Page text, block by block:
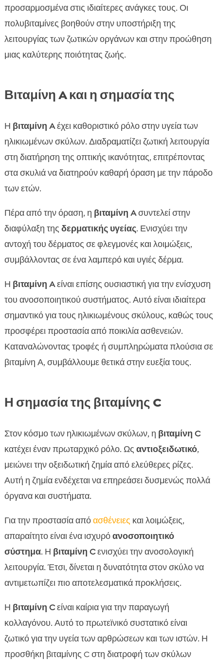
προσαρμοσμένα στις ιδιαίτερες ανάγκες τους. Οι
πολυβιταμίνες βοηθούν στην υποστήριξη της
λειτουργίας των ζωτικών οργάνων και στην προώθηση
μιας καλύτερης ποιότητας ζωής.
Βιταμίνη A και η σημασία της
Η βιταμίνη Aέχει καθοριστικό ρόλο στην υγεία των
ηλικιωμένων σκύλων. Διαδραματίζει ζωτική λειτουργία
στη διατήρηση της οπτικής ικανότητας, επιτρέποντας
στα σκυλιά να διατηρούν καθαρή όραση με την πάροδο
των ετών.
Πέρα από την όραση, η βιταμίνη Aσυντελεί στην
διαφύλαξη της δερματικής υγείας. Ενισχύει την
αντοχή του δέρματος σε φλεγμονές και λοιμώξεις,
συμβάλλοντας σε ένα λαμπερό και υγιές δέρμα.
Η βιταμίνη Aείναι επίσης ουσιαστική για την ενίσχυση
του ανοσοποιητικού συστήματος. Αυτό είναι ιδιαίτερα
σημαντικό για τους ηλικιωμένους σκύλους, καθώς τους
προσφέρει προστασία από ποικιλία ασθενειών.
Καταναλώνοντας τροφές ή συμπληρώματα πλούσια σε
βιταμίνη Α, συμβάλλουμε θετικά στην ευεξία τους.
Η σημασία της βιταμίνης C
Στον κόσμο των ηλικιωμένων σκύλων, η βιταμίνη C
κατέχει έναν πρωταρχικό ρόλο. Ως αντιοξειδωτικό,
μειώνει την οξειδωτική ζημία από ελεύθερες ρίζες.
Αυτή η ζημία ενδέχεται να επηρεάσει δυσμενώς πολλά
όργανα και συστήματα.
Για την προστασία απόασθένειες και λοιμώξεις,
απαραίτητο είναι ένα ισχυρόανοσοποιητικό
σύστημα. Η βιταμίνη Cενισχύει την ανοσολογική
λειτουργία. Έτσι, δίνεται η δυνατότητα στον σκύλο να
αντιμετωπίζει πιο αποτελεσματικά προκλήσεις.
Η βιταμίνη Cείναι καίρια για την παραγωγή
κολλαγόνου. Αυτό το πρωτεϊνικό συστατικό είναι
ζωτικό για την υγεία των αρθρώσεων και των ιστών. Η
προσθήκη βιταμίνης C στη διατροφή των σκύλων